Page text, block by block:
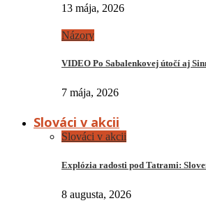
13 mája, 2026
Názory
VIDEO Po Sabalenkovej útočí aj
7 mája, 2026
Slováci v akcii
Slováci v akcii
Explózia radosti pod Tatrami:
8 augusta, 2026